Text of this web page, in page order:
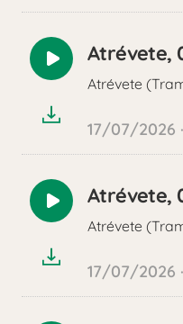
Reproducir
audio
Atrévete,
Atrévete
17/07/2026
Reproducir
audio
Atrévete,
Atrévete
17/07/2026